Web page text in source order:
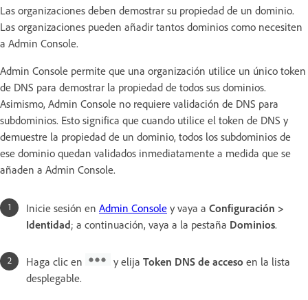
Las organizaciones deben demostrar su propiedad de un dominio.
Las organizaciones pueden añadir tantos dominios como necesiten
a Admin Console.
Admin Console permite que una organización utilice un único token
de DNS para demostrar la propiedad de todos sus dominios.
Asimismo, Admin Console no requiere validación de DNS para
subdominios. Esto significa que cuando utilice el token de DNS y
demuestre la propiedad de un dominio, todos los subdominios de
ese dominio quedan validados inmediatamente a medida que se
añaden a Admin Console.
Inicie sesión en Admin Console y vaya a Configuración >
Identidad; a continuación, vaya a la pestaña Dominios.
Haga clic en y elija Token DNS de acceso en la lista
desplegable.